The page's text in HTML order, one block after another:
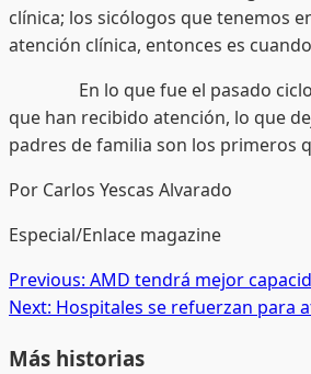
clínica; los sicólogos que tenemos
atención clínica, entonces es
En lo que fue el pasado ciclo
que han recibido atención, lo que
padres de familia son los primeros
Por Carlos Yescas Alvarado
Especial/Enlace magazine
Post
navigation
Previous: AMD tendrá mejor
Next: Hospitales se refuerzan para
Más historias